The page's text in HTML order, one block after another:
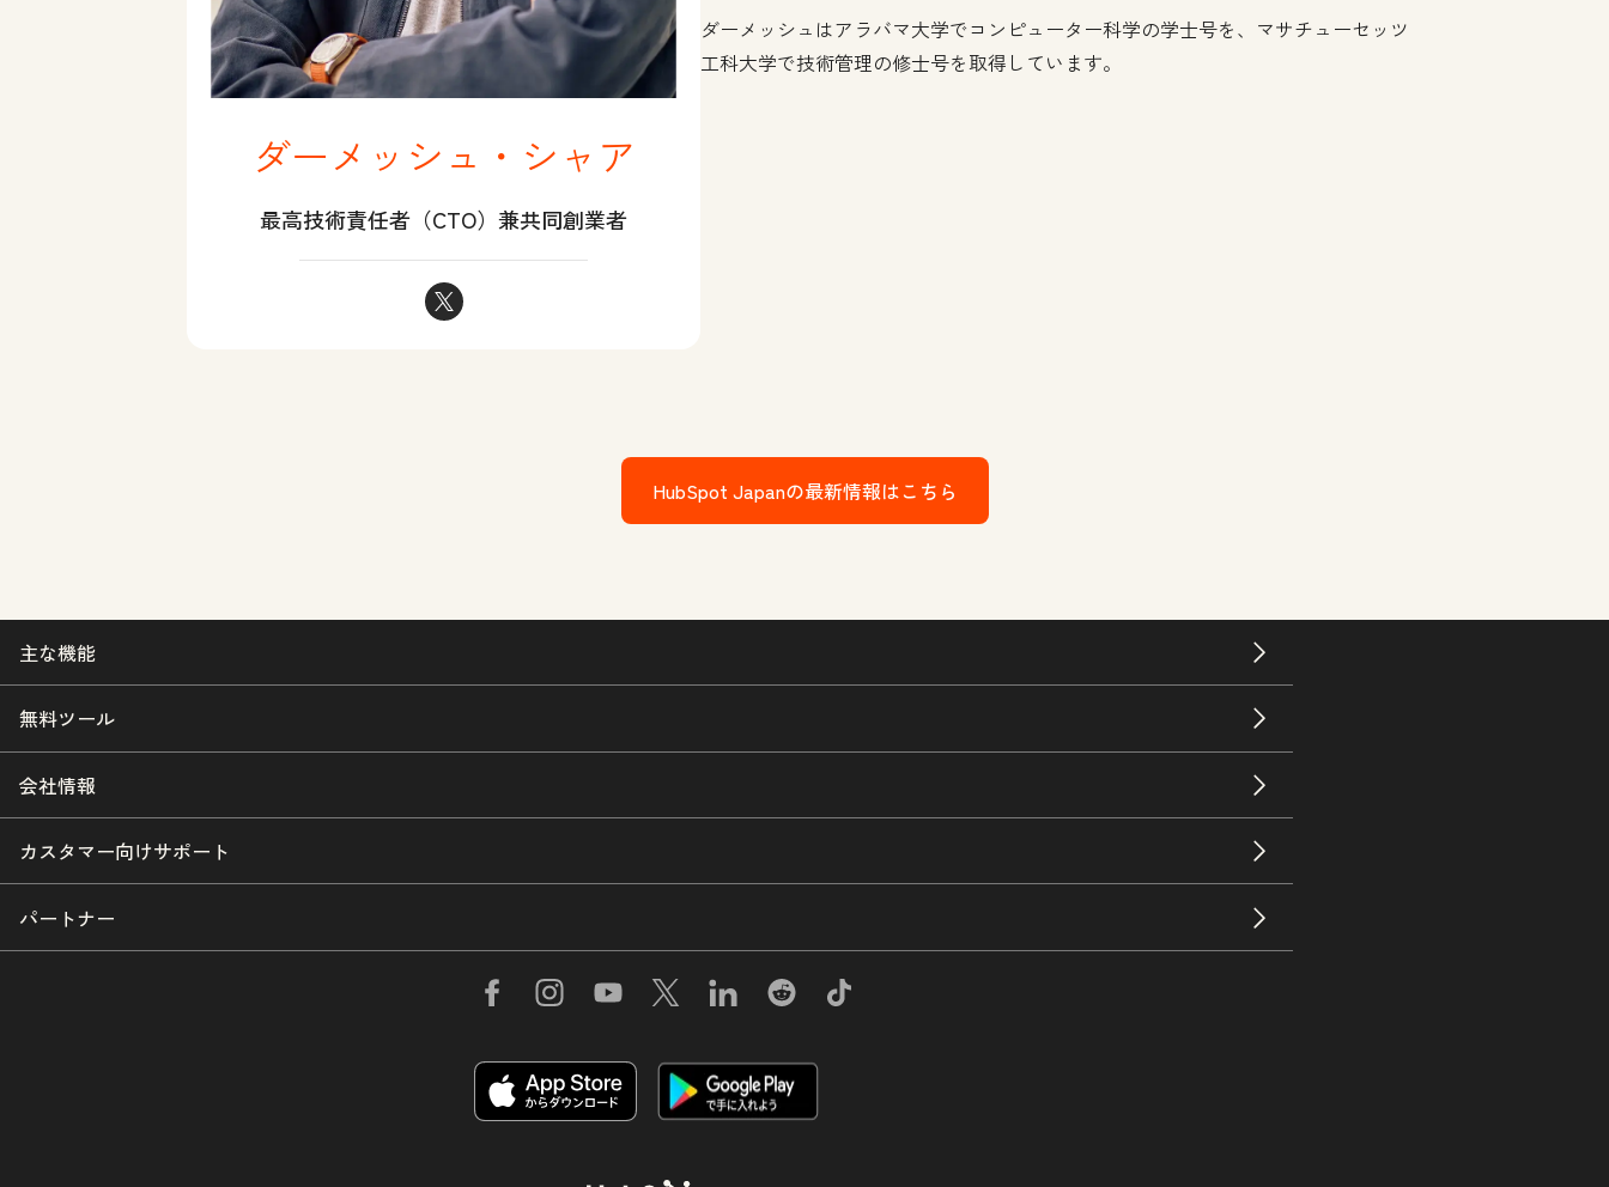
ダーメッシュ・シャア
最高技術責任者（CTO）兼共同創業者
ダーメッシュ・シャア Twitter
ダーメッシュはアラバマ大学でコンピューター科学の学士号を、マサチューセッツ
工科大学で技術管理の修士号を取得しています。
HubSpot Japanの最新情報はこちら
主な機能
無料ツール
会社情報
カスタマー向けサポート
パートナー